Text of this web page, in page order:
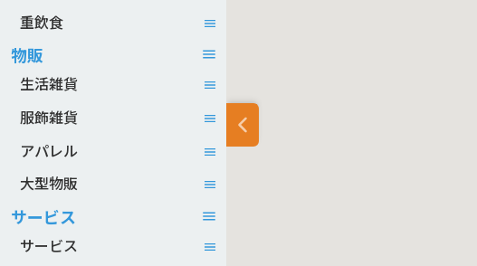
重飲食
物販
生活雑貨
服飾雑貨
アパレル
大型物販
サービス
サービス